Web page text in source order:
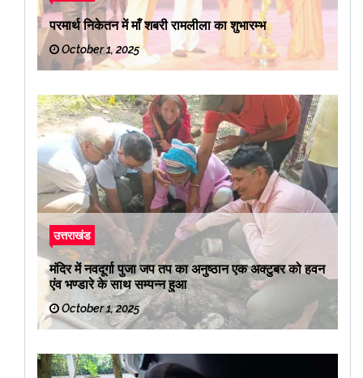
परमार्थ निकेतन में माँ शबरी रामलीला का शुभारम्भ
October 1, 2025
उत्तराखंड
मंदिर में नवदूर्गा पुजा जप तप का अनुष्ठान एक अक्टुबर को हवन
एंव भण्डारे के साथ सम्पन्न हुआ
October 1, 2025